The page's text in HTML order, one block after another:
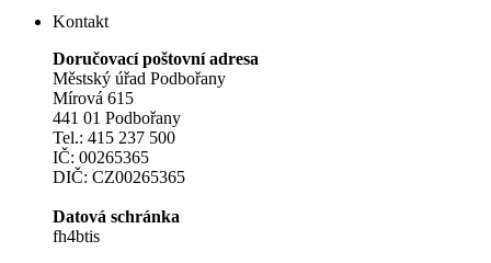
Kontakt
Doručovací poštovní adresa
Městský úřad Podbořany
Mírová 615
441 01 Podbořany
Tel.: 415 237 500
IČ: 00265365
DIČ: CZ00265365
Datová schránka
fh4btis